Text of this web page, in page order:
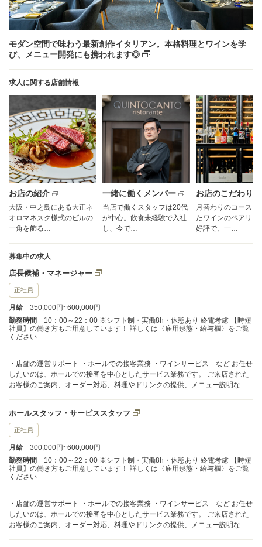
モダン空間で味わう最新創作イタリアン。本格料理とワインを学
び、メニュー開発にも携われます◎
求人に関する店舗情報
お店の紹介
大阪・中之島にある大正ネ
オロマネスク様式のビルの
一角を飾る…
一緒に働くメンバー
当店で働くスタッフは20代
が中心。飲食未経験で入社
し、今で…
お店のこだわり
月替わりのコースに
たワインのペアリン
好評で、一…
募集中の求人
店長候補・マネージャー
正社員
月給
350,000円~600,000円
勤務時間
10：00～22：00 ※シフト制・実働8h・休憩あり 終電考慮 【時短
社員】の働き方もご用意しています！ 詳しくは〈雇用形態・給与欄〉をご覧
ください
・店舗の運営サポート ・ホールでの接客業務 ・ワインサービス など お任せ
したいのは、ホールでの接客を中心としたサービス業務です。 ご来店された
お客様のご案内、オーダー対応、料理やドリンクの提供、メニュー説明な
ワインサーブをお願いします。 当店では上質な料理とサービスを提供してい
ますが、経験が浅い方や未経験の方も大歓迎です。 実際に、未経験からスタ
ートして4年目に副支配人へ昇格したスタッフや、今ではヨーロッパで活躍し
ているメンバーもいます。 頑張る人をしっかり支えるため、基礎から丁寧に
教える研修体制を整えています。 あなたの接客や料理を通してお客様に幸せ
を届け、その経験があなた自身の人生にも豊かさをもたらす。 そんな環境が
ここにあります。
ホールスタッフ・サービススタッフ
正社員
月給
300,000円~600,000円
勤務時間
10：00～22：00 ※シフト制・実働8h・休憩あり 終電考慮 【時短
社員】の働き方もご用意しています！ 詳しくは〈雇用形態・給与欄〉をご覧
ください
・店舗の運営サポート ・ホールでの接客業務 ・ワインサービス など お任せ
したいのは、ホールでの接客を中心としたサービス業務です。 ご来店された
お客様のご案内、オーダー対応、料理やドリンクの提供、メニュー説明な